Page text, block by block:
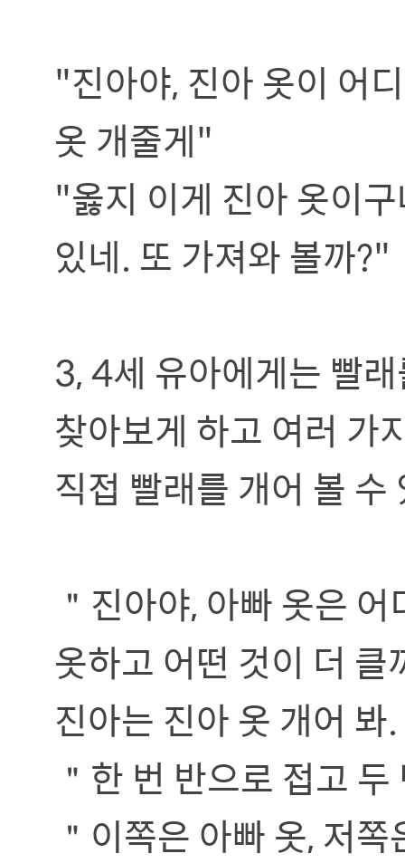
"진아야, 진아 옷이 어
옷 개줄게"
"옳지 이게 진아 옷이
있네. 또 가져와 볼까?"
3, 4세 유아에게는 빨
찾아보게 하고 여러 가
직접 빨래를 개어 볼
＂진아야, 아빠 옷은
옷하고 어떤 것이 더 클
진아는 진아 옷 개어
＂한 번 반으로 접고
＂이쪽은 아빠 옷, 저